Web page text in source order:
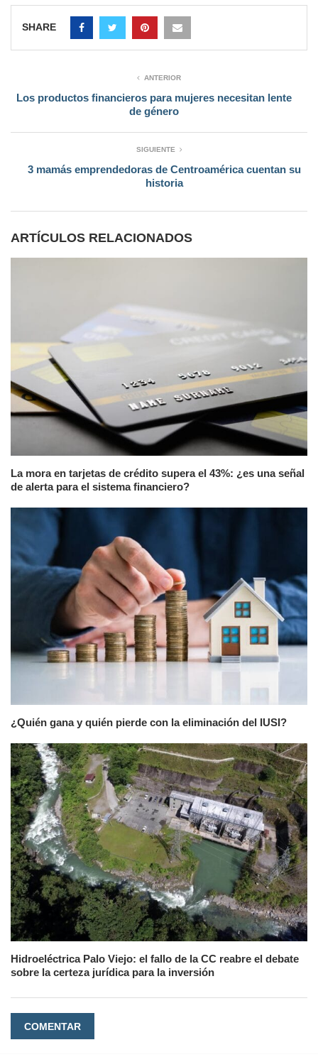
SHARE
ANTERIOR
Los productos financieros para mujeres necesitan lente
de género
SIGUIENTE
3 mamás emprendedoras de Centroamérica cuentan su
historia
ARTÍCULOS RELACIONADOS
La mora en tarjetas de crédito supera el 43%: ¿es una señal
de alerta para el sistema financiero?
¿Quién gana y quién pierde con la eliminación del IUSI?
Hidroeléctrica Palo Viejo: el fallo de la CC reabre el debate
sobre la certeza jurídica para la inversión
COMENTAR